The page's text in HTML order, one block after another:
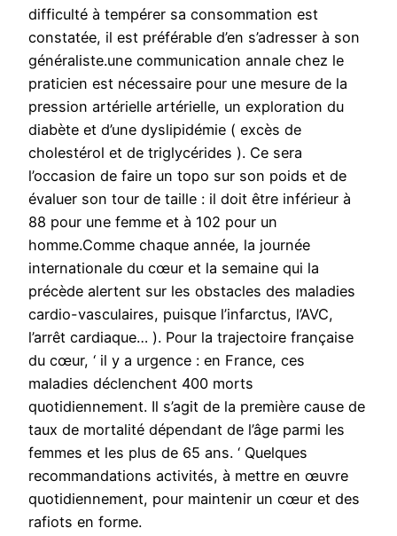
difficulté à tempérer sa consommation est
constatée, il est préférable d’en s’adresser à son
généraliste.une communication annale chez le
praticien est nécessaire pour une mesure de la
pression artérielle artérielle, un exploration du
diabète et d’une dyslipidémie ( excès de
cholestérol et de triglycérides ). Ce sera
l’occasion de faire un topo sur son poids et de
évaluer son tour de taille : il doit être inférieur à
88 pour une femme et à 102 pour un
homme.Comme chaque année, la journée
internationale du cœur et la semaine qui la
précède alertent sur les obstacles des maladies
cardio-vasculaires, puisque l’infarctus, l’AVC,
l’arrêt cardiaque… ). Pour la trajectoire française
du cœur, ‘ il y a urgence : en France, ces
maladies déclenchent 400 morts
quotidiennement. Il s’agit de la première cause de
taux de mortalité dépendant de l’âge parmi les
femmes et les plus de 65 ans. ‘ Quelques
recommandations activités, à mettre en œuvre
quotidiennement, pour maintenir un cœur et des
rafiots en forme.